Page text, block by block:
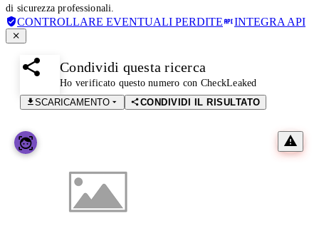
di sicurezza professionali.
CONTROLLARE EVENTUALI PERDITE INTEGRA API
Condividi questa ricerca
Ho verificato questo numero con CheckLeaked
SCARICAMENTO
CONDIVIDI IL RISULTATO